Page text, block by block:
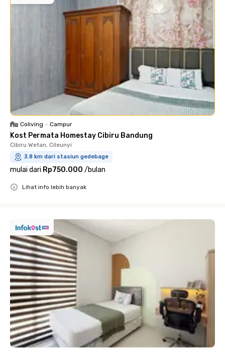
Coliving • Campur
Kost Permata Homestay Cibiru Bandung
Cibiru Wetan, Cileunyi
3.8 km dari stasiun gedebage
mulai dari Rp750.000 /bulan
Lihat info lebih banyak